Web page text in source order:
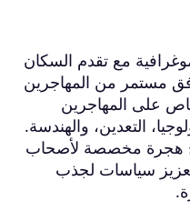
مع تقدم السكان
مستمر من المهاجرين
على المهاجرين
التعدين، والهندسة.
هجرة مخصصة لأصحاب
تعزيز سياسات لجذب